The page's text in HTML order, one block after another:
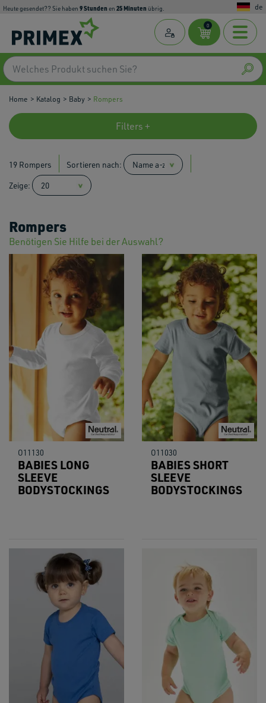
Heute gesendet?? Sie haben 9Stunden en 25Minuten übrig. de
0
Home Katalog Baby Rompers
Filters +
19 Rompers Sortieren nach:
Zeige:
Rompers
Benötigen Sie Hilfe bei der Auswahl?
O11130
BABIES LONG
SLEEVE
BODYSTOCKINGS
O11030
BABIES SHORT
SLEEVE
BODYSTOCKINGS